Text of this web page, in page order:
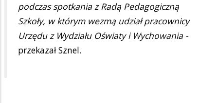
podczas spotkania z Radą Pedagogiczną
Szkoły, w którym wezmą udział pracownicy
Urzędu z Wydziału Oświaty i Wychowania -
przekazał Sznel.